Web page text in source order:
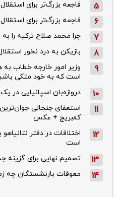
5 فاجعه بزرگ‌تر برای
6 فاجعه بزرگ‌تر برای
7 چرا محمد صلاح ترکیه را
8 بازیکن به درد نخور
9
وزیر امور خارجه خطاب
است که به خود متکی
10 دروازه‌بان اسپانیایی در
11
استعفای جنجالی
کمبریج + عکس
12
اختلافات در دفتر
است
13 تصمیم نهایی برای
14 معوقات بازنشستگان چه